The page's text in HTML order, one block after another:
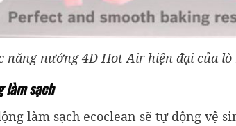
năng nướng 4D Hot Air hiện đại của lò
làm sạch
làm sạch ecoclean sẽ tự động vệ